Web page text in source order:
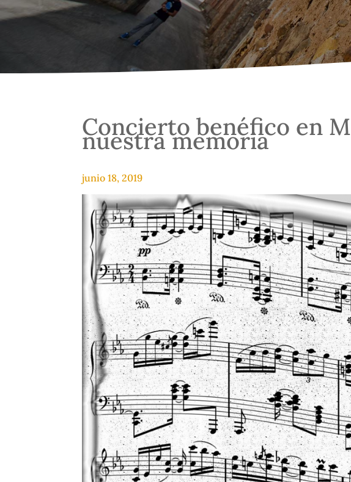
Concierto benéfico en
nuestra memoria
junio 18, 2019